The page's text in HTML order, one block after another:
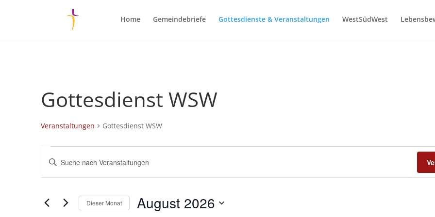
Home Gemeindebriefe Gottesdienste & Veranstaltungen WestSüdWest
Gottesdienst WSW
Veranstaltungen Gottesdienst WSW
Veranstaltungen
Veranstaltungen
Suche
und
Navigation
Bitte
Schlüsselwort
eingeben.
nach
Dieser Monat August 2026